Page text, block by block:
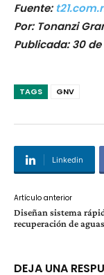
Fuente:
Por: Tonanzi
Publicada: 30
TAGS GNV
Linkedin
Artículo anterior
Diseñan sistema
recuperación de
DEJA UNA